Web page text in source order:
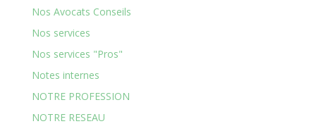
Nos Avocats Conseils
Nos services
Nos services "Pros"
Notes internes
NOTRE PROFESSION
NOTRE RESEAU